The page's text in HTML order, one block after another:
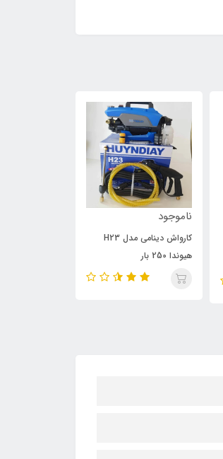
ناموجود
کارواش دینامی مدل H23
هیوندا 250 بار